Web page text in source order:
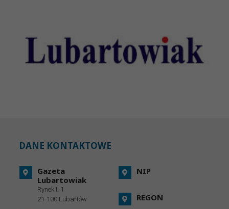
DANE KONTAKTOWE
Gazeta
Lubartowiak
Rynek II 1
21-100 Lubartów
NIP
REGON